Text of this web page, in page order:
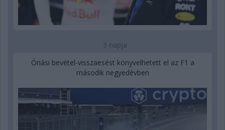
3 napja
Óriási bevétel-visszaesést könyvelhetett el az F1 a
második negyedévben